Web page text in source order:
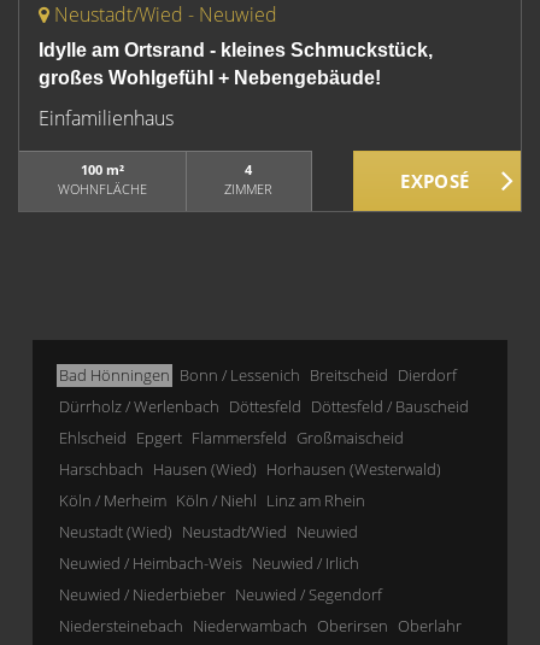
Neustadt/Wied - Neuwied
Idylle am Ortsrand - kleines Schmuckstück,
großes Wohlgefühl + Nebengebäude!
Einfamilienhaus
100 m²
WOHNFLÄCHE
4
ZIMMER
Bad Hönningen Bonn / Lessenich Breitscheid Dierdorf
Dürrholz / Werlenbach Döttesfeld Döttesfeld / Bauscheid
Ehlscheid Epgert Flammersfeld Großmaischeid
Harschbach Hausen (Wied) Horhausen (Westerwald)
Köln / Merheim Köln / Niehl Linz am Rhein
Neustadt (Wied) Neustadt/Wied Neuwied
Neuwied / Heimbach-Weis Neuwied / Irlich
Neuwied / Niederbieber Neuwied / Segendorf
Niedersteinebach Niederwambach Oberirsen Oberlahr